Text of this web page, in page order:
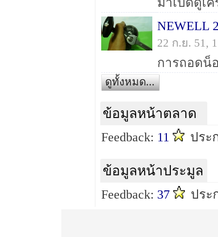
NEWELL
22 ก.ย. 51,
ดูทั้งหมด...
ข้อมูลหน้าตลาด
Feedback: 11 ประ
ข้อมูลหน้าประมูล
Feedback: 37 ปร